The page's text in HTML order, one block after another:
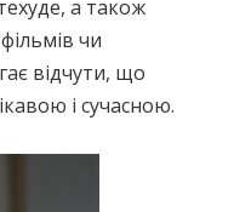
а також
чи
відчути, що
і сучасною.